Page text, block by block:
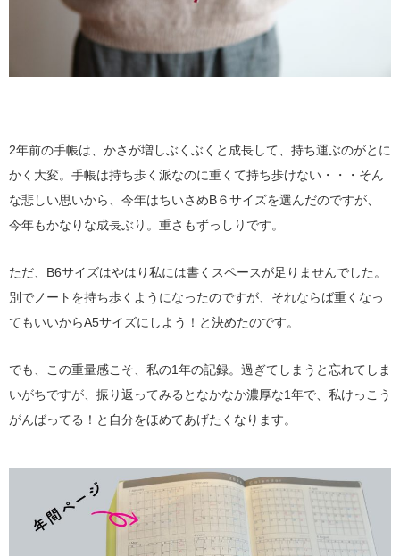
2年前の手帳は、かさが増しぶくぶくと成長して、持ち運ぶのがとに
かく大変。手帳は持ち歩く派なのに重くて持ち歩けない・・・そん
な悲しい思いから、今年はちいさめB６サイズを選んだのですが、
今年もかなりな成長ぶり。重さもずっしりです。
ただ、B6サイズはやはり私には書くスペースが足りませんでした。
別でノートを持ち歩くようになったのですが、それならば重くなっ
てもいいからA5サイズにしよう！と決めたのです。
でも、この重量感こそ、私の1年の記録。過ぎてしまうと忘れてしま
いがちですが、振り返ってみるとなかなか濃厚な1年で、私けっこう
がんばってる！と自分をほめてあげたくなります。